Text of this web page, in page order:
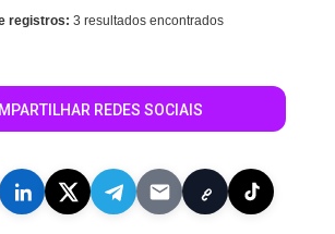
registros: 3 resultados encontrados
REDES SOCIAIS